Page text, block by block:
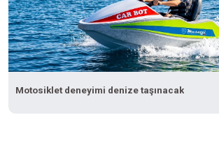
Motosiklet deneyimi denize taşınacak